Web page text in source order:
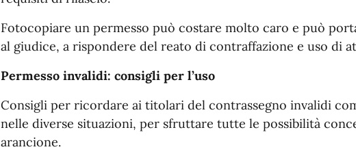
Fotocopiare un permesso può costare molto caro e può
al giudice, a rispondere del reato di contraffazione e uso di
Permesso invalidi: consigli per l’uso
Consigli per ricordare ai titolari del contrassegno invalidi
nelle diverse situazioni, per sfruttare tutte le possibilità
arancione.